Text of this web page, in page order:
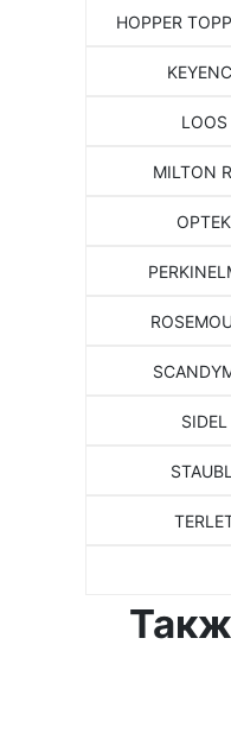
HOPPER
LOOS
MILTON
OPTEK
SIDEL